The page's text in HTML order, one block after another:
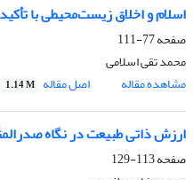
اسلام و اخلاق زیست‌محیطی با
صفحه77-111
محمد تقی اسلامی
مشاهده مقاله
اصل مقاله 1.14 M
ارزش ذاتی طبیعت در نگاه
صفحه113-129